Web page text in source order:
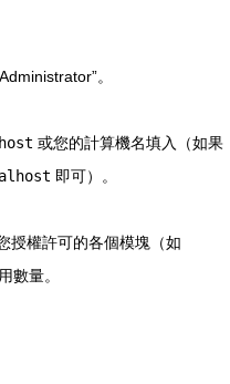
。
或您的計算機名填入（如果
即可）。
授權許可的各個模塊（如
數量。